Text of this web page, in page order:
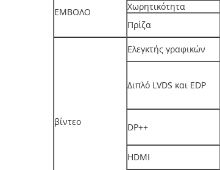
ΕΜΒΟΛΟ
Χωρητικότητα
Πρίζα
βίντεο
Ελεγκτής γραφικών
Διπλό LVDS και EDP
DP++
HDMI